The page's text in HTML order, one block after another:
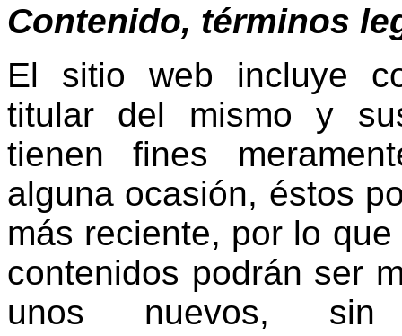
Contenido, términos
El sitio web incluye
titular del mismo y
tienen fines
alguna ocasión, éstos
más reciente, por lo
contenidos podrán ser
unos nuevos,